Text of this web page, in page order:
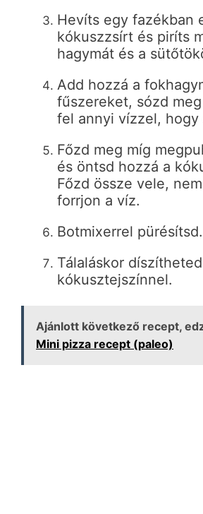
Hevíts egy fazékban
kókuszzsírt és piríts
hagymát és a
Add hozzá a
fűszereket, sózd
fel annyi vízzel, hogy
Főzd meg míg
és öntsd hozzá a
Főzd össze vele,
forrjon a víz.
Botmixerrel pürésítsd.
Tálaláskor
kókusztejszínnel.
Ajánlott következő recept,
Mini pizza recept (paleo)